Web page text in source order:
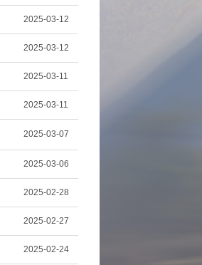
2025-03-12
2025-03-12
2025-03-11
2025-03-11
2025-03-07
2025-03-06
2025-02-28
2025-02-27
2025-02-24